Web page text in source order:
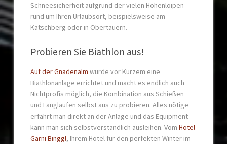
Schneesicherheit aufgrund der vielen Höhenloipen
rund um Ihren Urlaubsort, beispielsweise am
Katschberg oder in Obertauern.
Probieren Sie Biathlon aus!
Auf der Gnadenalm wurde vor Kurzem eine
Biathlonanlage errichtet und macht es endlich auch
Nichtprofis möglich, die Kombination aus Schießen
und Langlaufen selbst aus zu probieren. Alles nötige
erfährt man direkt an der Anlage und das Equipment
kann man sich selbstverständlich ausleihen. VomHotel
Garni Binggl, Ihrem Hotel für den perfekten Winter im